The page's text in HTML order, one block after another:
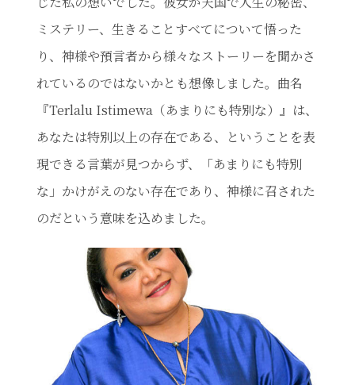
ミステリー、生きることすべてについて悟った
り、神様や預言者から様々なストーリーを聞かさ
れているのではないかとも想像しました。曲名
『Terlalu Istimewa（あまりにも特別な）』は、
あなたは特別以上の存在である、ということを表
現できる言葉が見つからず、「あまりにも特別
な」かけがえのない存在であり、神様に召された
のだという意味を込めました。